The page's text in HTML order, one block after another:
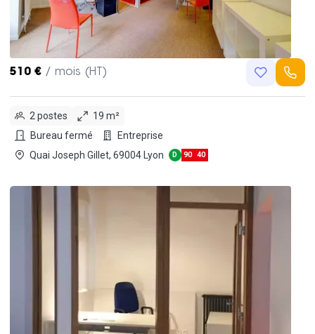
510 € / mois (HT)
2 postes
19 m²
Bureau fermé
Entreprise
Quai Joseph Gillet, 69004 Lyon
D 90 40